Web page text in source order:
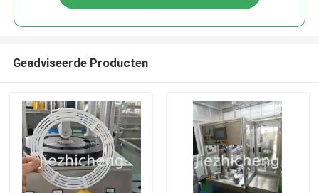
Geadviseerde Producten